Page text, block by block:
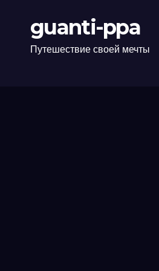
guanti-ppa
Путешествие своей мечты